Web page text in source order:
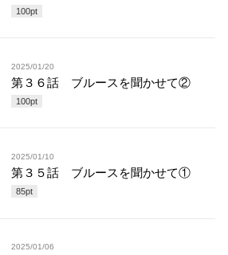
100pt
2025/01/20
第３６話 ブルースを聞かせて②
100pt
2025/01/10
第３５話 ブルースを聞かせて①
85pt
2025/01/06